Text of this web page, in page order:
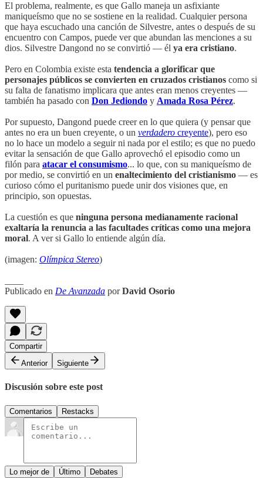
El problema, realmente, es que Gallo maneja un asfixiante
maniqueísmo que no se sostiene en la realidad. Cualquier persona
que haya escuchado una canción de Silvestre, antes o después de su
encuentro con Campos, puede ver que abundan las menciones a su
dios. Silvestre Dangond no se convirtió — él ya era cristiano.
Pero en Colombia existe esta tendencia a glorificar que
personajes públicos se convierten en cruzados cristianos como si
su falta de fanatismo implicara que antes eran menos creyentes —
también ha pasado con Don Jediondo y Amada Rosa Pérez.
Por supuesto, Dangond puede creer en lo que quiera (y pensar que
antes no era un buen creyente, o un verdadero creyente), pero eso
no lo hace un modelo a seguir ni nada por el estilo; es que no puedo
evitar la sensación de que Gallo aprovechó el episodio como un
filón para atacar el consumismo... lo que, con su maniqueísmo de
por medio, se convirtió en un enaltecimiento del cristianismo — es
curioso cómo el puritanismo puede unir dos visiones que, en
principio, son opuestas.
La cuestión es que ninguna persona medianamente racional
exaltaría la renuncia a las facultades críticas como una mejora
moral. A ver si Gallo lo entiende algún día.
(imagen: Olímpica Stereo)
Publicado en De Avanzada porDavid Osorio
Compartir
Anterior
Siguiente
Discusión sobre este post
Comentarios Restacks
Lo mejor de Último Debates